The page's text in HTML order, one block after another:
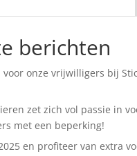
berichten
voor onze vrijwilligers bij
zet zich vol passie in
met een beperking!
en profiteer van extra